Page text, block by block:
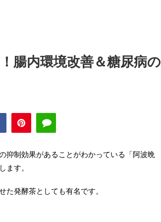
腸内環境改善＆糖尿病の
抑制効果があることがわかっている「阿波晩
ます。
発酵茶としても有名です。